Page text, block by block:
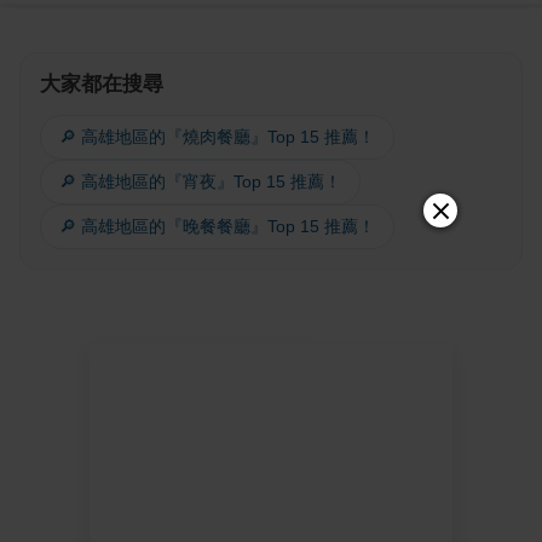
大家都在搜尋
🔎 高雄地區的『燒肉餐廳』Top 15 推薦！
🔎 高雄地區的『宵夜』Top 15 推薦！
🔎 高雄地區的『晚餐餐廳』Top 15 推薦！